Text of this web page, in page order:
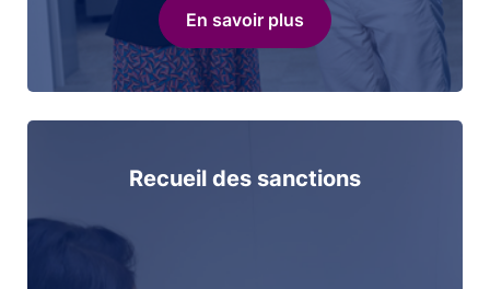
En savoir plus
Recueil des sanctions